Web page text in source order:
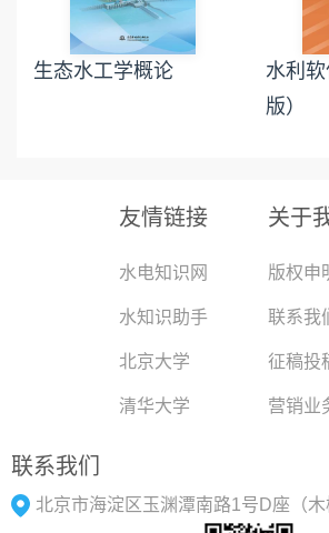
生态水工学概论
水利
版）
友情链接
水电知识网
水知识助手
北京大学
清华大学
关于
版权申
联系我
征稿投
营销业
联系我们
北京市海淀区玉渊潭南路1号D座（木